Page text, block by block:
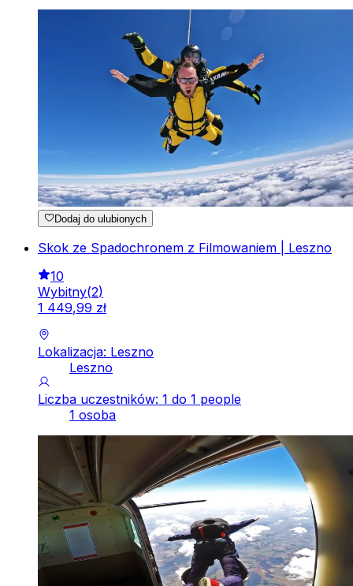
Dodaj do ulubionych
Skok ze Spadochronem z Filmowaniem | Leszno
10
Wybitny(2)
1 449,99 zł
Lokalizacja: Leszno
Leszno
Liczba uczestników: 1 do 1 people
1 osoba